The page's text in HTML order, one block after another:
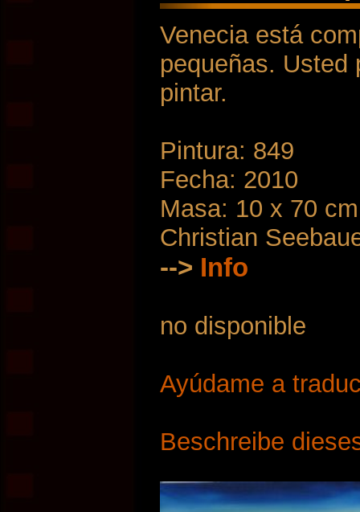
Venecia está
pequeñas. Usted
pintar.
Pintura: 849
Fecha: 2010
Masa: 10 x 70 cm
Christian
--> Info
no disponible
Ayúdame a
Beschreibe